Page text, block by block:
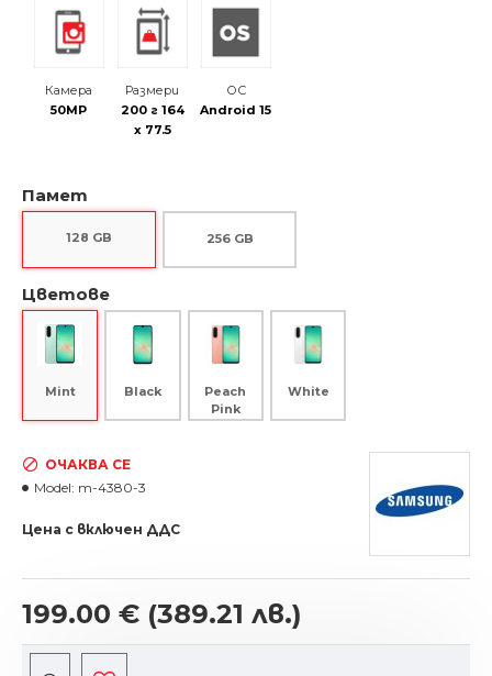
Камера
50MP
Размери
200 г 164
x 77.5
ОС
Android 15
Памет
128 GB 256 GB
Цветове
Mint Black
Peach
Pink
White
199.00 € (389.21 лв.)
ОЧАКВА СЕ
Model: m-4380-3
Цена с включен ДДС